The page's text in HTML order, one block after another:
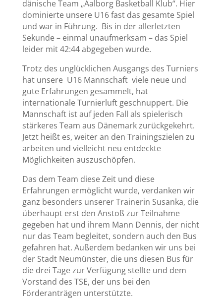
dänische Team „Aalborg Basketball Klub“. Hier
dominierte unsere U16 fast das gesamte Spiel
und war in Führung. Bis in der allerletzten
Sekunde – einmal unaufmerksam – das Spiel
leider mit 42:44 abgegeben wurde.
Trotz des unglücklichen Ausgangs des Turniers
hat unsere U16 Mannschaft viele neue und
gute Erfahrungen gesammelt, hat
internationale Turnierluft geschnuppert. Die
Mannschaft ist auf jeden Fall als spielerisch
stärkeres Team aus Dänemark zurückgekehrt.
Jetzt heißt es, weiter an den Trainingszielen zu
arbeiten und vielleicht neu entdeckte
Möglichkeiten auszuschöpfen.
Das dem Team diese Zeit und diese
Erfahrungen ermöglicht wurde, verdanken wir
ganz besonders unserer Trainerin Susanka, die
überhaupt erst den Anstoß zur Teilnahme
gegeben hat und ihrem Mann Dennis, der nicht
nur das Team begleitet, sondern auch den Bus
gefahren hat. Außerdem bedanken wir uns bei
der Stadt Neumünster, die uns diesen Bus für
die drei Tage zur Verfügung stellte und dem
Vorstand des TSE, der uns bei den
Förderanträgen unterstützte.